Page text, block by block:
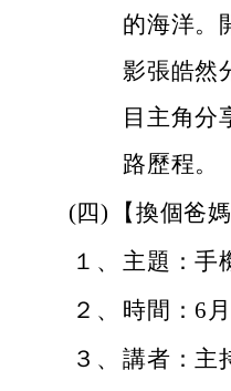
的海洋。
影張皓然
目主角分
路歷程。
(四)
【換個爸
１、
主題：手
２、
時間：6
３、 講者：主